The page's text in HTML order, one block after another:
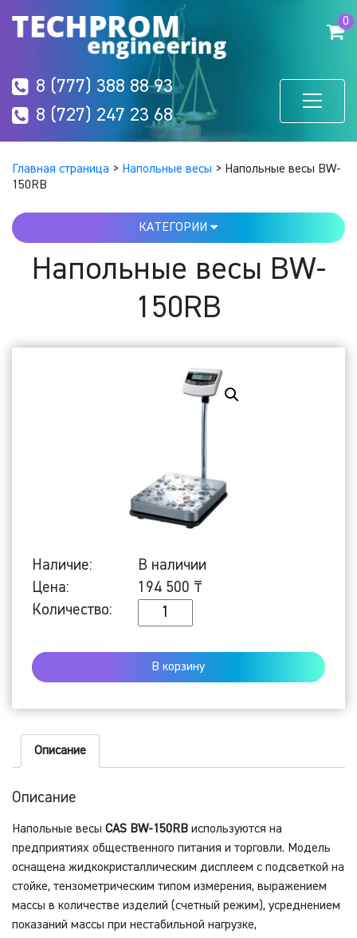
0
8 (777) 388 88 93
8 (727) 247 23 68
Главная страница > Напольные весы > Напольные весы BW-
150RB
КАТЕГОРИИ
Напольные весы BW-
150RB
Наличие:
В наличии
Цена:
194 500 ₸
Количество:
Количество
весы
В корзину
Описание
Описание
Напольные весы CAS BW-150RB используются на
предприятиях общественного питания и торговли. Модель
оснащена жидкокристаллическим дисплеем с подсветкой на
стойке, тензометрическим типом измерения, выражением
массы в количестве изделий (счетный режим), усреднением
показаний массы при нестабильной нагрузке,